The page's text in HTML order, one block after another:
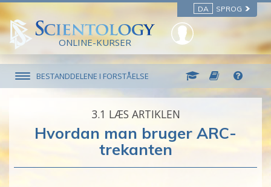
DA SPROG
ONLINE-KURSER
BESTANDDELENE I FORSTÅELSE
3.‎1 LÆS ARTIKLEN
Hvordan man bruger ARC-
trekanten